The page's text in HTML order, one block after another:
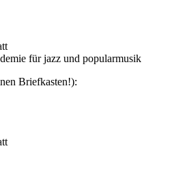
für jazz und popularmusik
Briefkasten!):